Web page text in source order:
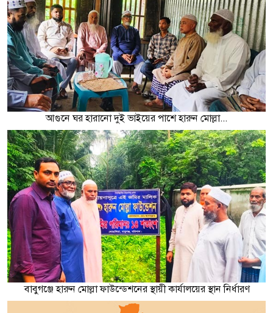
আগুনে ঘর হারানো দুই ভাইয়ের পাশে হারুন মোল্লা...
বাবুগঞ্জে হারুন মোল্লা ফাউন্ডেশনের স্থায়ী কার্যালয়ের স্থান নির্ধারণ